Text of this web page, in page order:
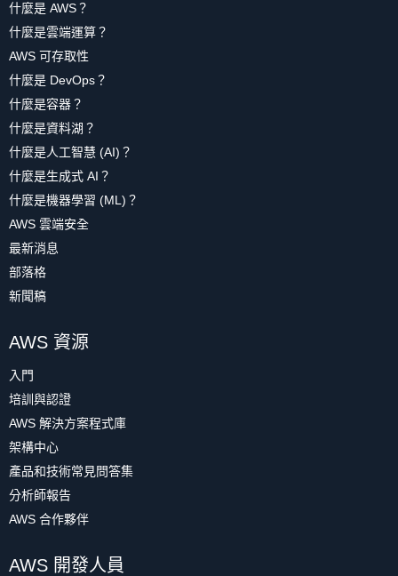
什麼是 AWS？
什麼是雲端運算？
AWS 可存取性
什麼是 DevOps？
什麼是容器？
什麼是資料湖？
什麼是人工智慧 (AI)？
什麼是生成式 AI？
什麼是機器學習 (ML)？
AWS 雲端安全
最新消息
部落格
新聞稿
AWS 資源
入門
培訓與認證
AWS 解決方案程式庫
架構中心
產品和技術常見問答集
分析師報告
AWS 合作夥伴
AWS 開發人員